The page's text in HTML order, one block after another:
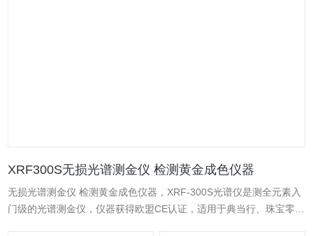
XRF300S无损光谱测金仪 检测黄金成色仪器
无损光谱测金仪 检测黄金成色仪器，XRF-300S光谱仪是测全元素入
门级的光谱测金仪，仪器获得欧盟CE认证，适用于典当行、珠宝零售